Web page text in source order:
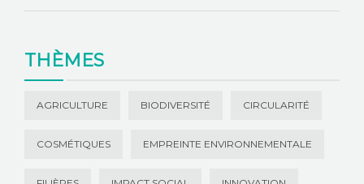
THÈMES
AGRICULTURE BIODIVERSITÉ CIRCULARITÉ
COSMÉTIQUES EMPREINTE ENVIRONNEMENTALE